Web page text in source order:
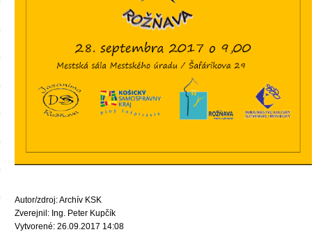
Autor/zdroj: Archív KSK
Zverejnil: Ing. Peter Kupčík
Vytvorené: 26.09.2017 14:08